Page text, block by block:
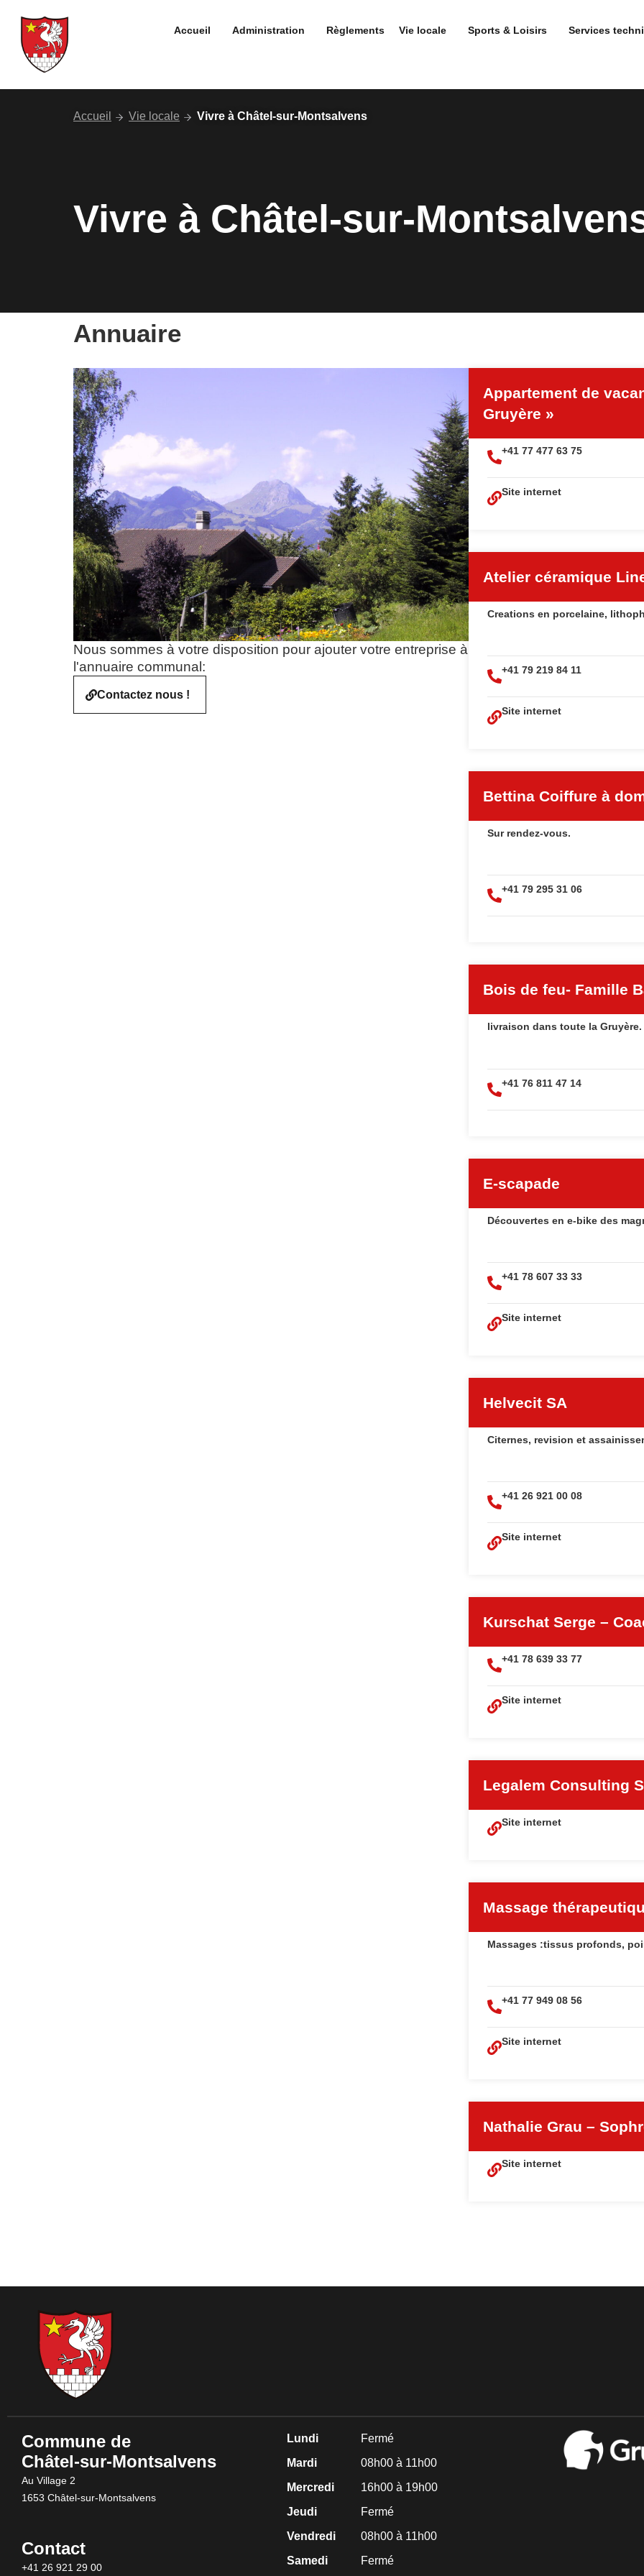
contenu
Accueil Administration Règlements Vie locale Sports & Loisirs Services
Accueil Vie locale Vivre à Châtel-sur-Montsalvens
Vivre à Châtel-sur-
Annuaire
Nous sommes à votre disposition pour ajouter votre entreprise à
l'annuaire communal:
Contactez nous !
Appartement de
Gruyère »
+41 77 477 63 75
Site internet
Atelier céramique
Creations en porcelaine,
+41 79 219 84 11
Site internet
Bettina Coiffure à
Sur rendez-vous.
+41 79 295 31 06
Bois de feu- Famille
livraison dans toute la Gruyère.
+41 76 811 47 14
E-scapade
Découvertes en e-bike des
+41 78 607 33 33
Site internet
Helvecit SA
Citernes, revision et
+41 26 921 00 08
Site internet
Kurschat Serge –
+41 78 639 33 77
Site internet
Legalem Consulting
Site internet
Massage
Massages :tissus profonds,
+41 77 949 08 56
Site internet
Nathalie Grau –
Site internet
Commune de
Châtel-sur-Montsalvens
Au Village 2
1653 Châtel-sur-Montsalvens
Contact
+41 26 921 29 00
Lundi
Fermé
Mardi
08h00 à 11h00
Mercredi
16h00 à 19h00
Jeudi
Fermé
Vendredi
08h00 à 11h00
Samedi
Fermé